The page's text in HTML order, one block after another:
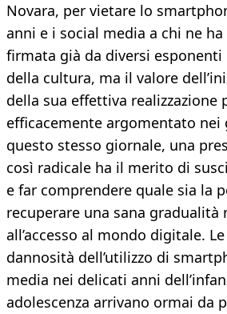
Novara, per vietare lo
anni e i social media a chi ne
firmata già da diversi
della cultura, ma il valore
della sua effettiva realizzazione
efficacemente argomentato nei
questo stesso giornale, una
così radicale ha il merito di
e far comprendere quale sia la
recuperare una sana gradualità
all’accesso al mondo digitale.
dannosità dell’utilizzo di
media nei delicati anni
adolescenza arrivano ormai da